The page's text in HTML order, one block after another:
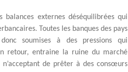
externes déséquilibrées qui
Toutes les banques des pays
soumises à des pressions qui
retour, entraine la ruine du marché
de prêter à des consœurs